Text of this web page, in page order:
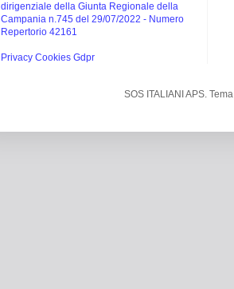
dirigenziale della Giunta Regionale della
Campania n.745 del 29/07/2022 - Numero
Repertorio 42161
Privacy Cookies Gdpr
SOS ITALIANI APS.